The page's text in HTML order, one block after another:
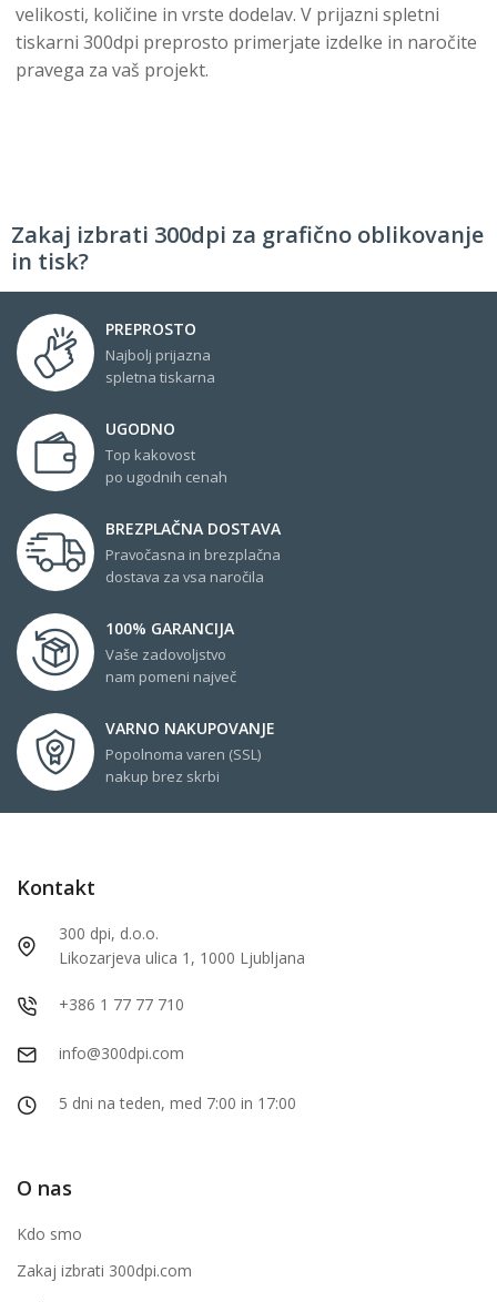
velikosti, količine in vrste dodelav. V prijazni spletni
tiskarni 300dpi preprosto primerjate izdelke in naročite
pravega za vaš projekt.
Zakaj izbrati 300dpi za grafično oblikovanje
in tisk?
PREPROSTO
Najbolj prijazna
spletna tiskarna
UGODNO
Top kakovost
po ugodnih cenah
BREZPLAČNA DOSTAVA
Pravočasna in brezplačna
dostava za vsa naročila
100% GARANCIJA
Vaše zadovoljstvo
nam pomeni največ
VARNO NAKUPOVANJE
Popolnoma varen (SSL)
nakup brez skrbi
Kontakt
300 dpi, d.o.o.
Likozarjeva ulica 1, 1000 Ljubljana
+386 1 77 77 710
info@300dpi.com
5 dni na teden, med 7:00 in 17:00
O nas
Kdo smo
Zakaj izbrati 300dpi.com